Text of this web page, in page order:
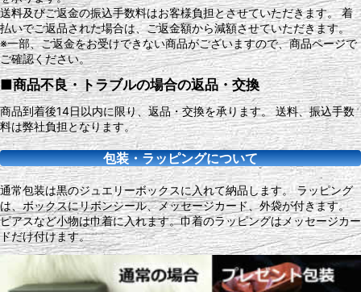
送料及びご返金の振込手数料はお客様負担とさせていただきます。 着
払いでご返品された場合は、ご返金額から減額させていただきます。
※一部、ご返金をお受けできない商品がございますので、商品ページで
ご確認ください。
■商品不良・トラブルの場合の返品・交換
商品到着後14日以内に限り、返品・交換を承ります。 送料、振込手数
料は弊社負担となります。
包装・ラッピングについて
通常包装は黒のジュエリーボックスに入れて納品します。 ラッピング
は、ボックスにリボンシール、メッセージカード、外袋が付きます。
ピアスなど小物は巾着に入れます。巾着のラッピングはメッセージカー
ドだけ付けます。